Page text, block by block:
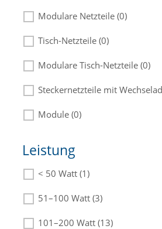
Modulare Netzteile (0)
Tisch-Netzteile (0)
Modulare Tisch-Netzteile (0)
Steckernetzteile mit
Module (0)
Die passenden Netzteile finden
Beschreibung.
Leistung
< 50 Watt (1)
51–100 Watt (3)
101–200 Watt (13)